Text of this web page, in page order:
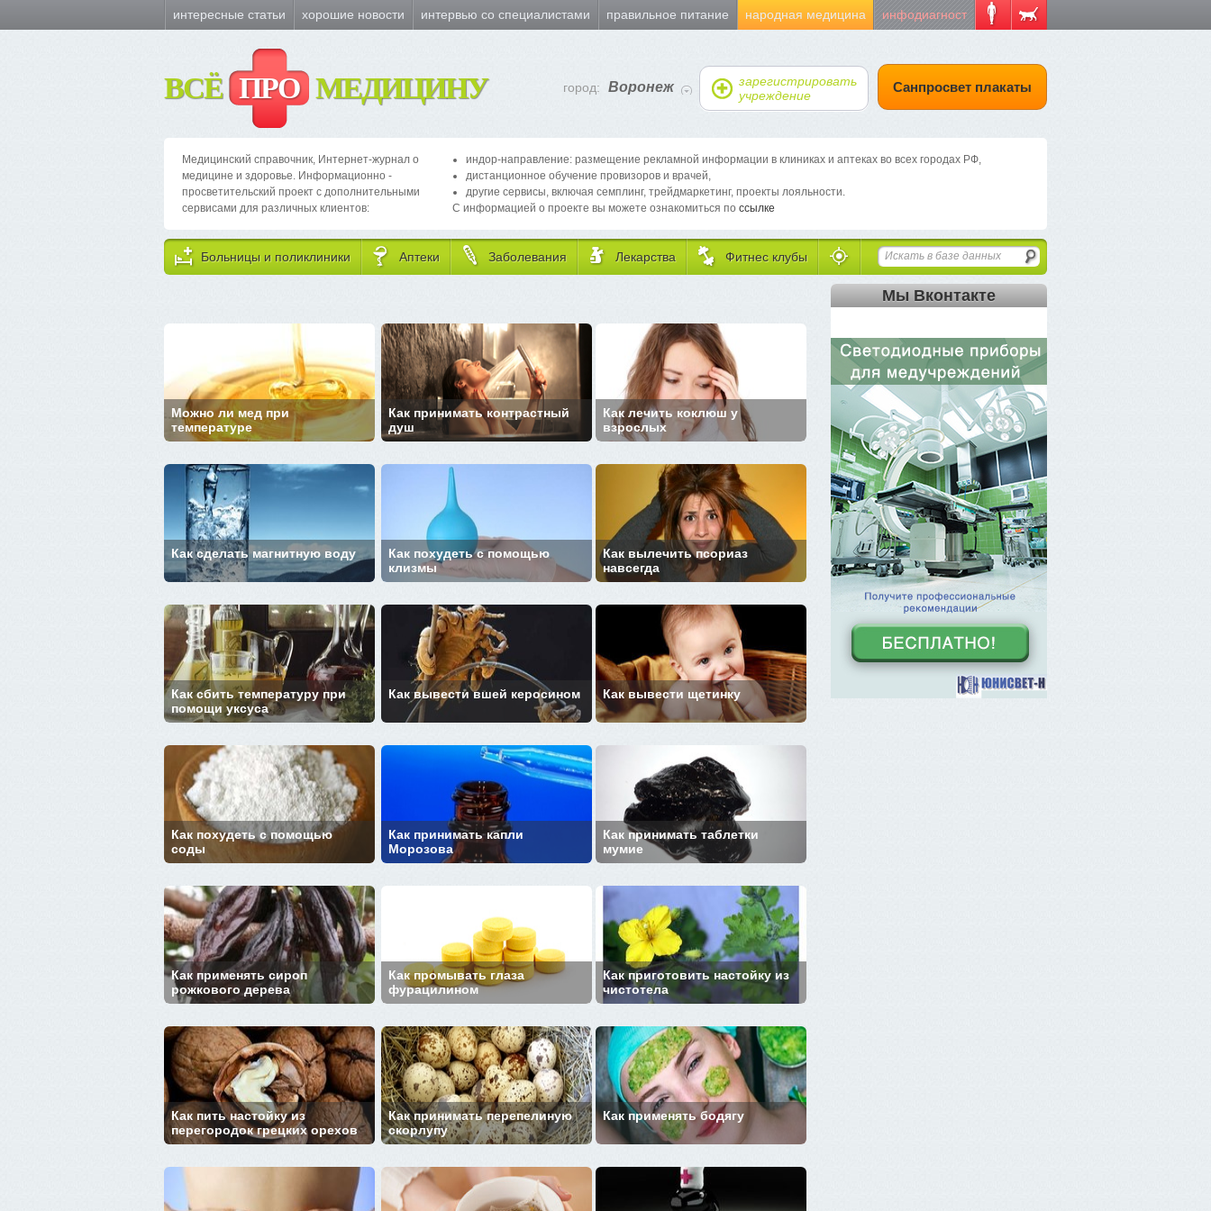
интересные статьи хорошие новости интервью со специалистами правильное питание народная медицина инфодиагност
ВСЁ ПРО МЕДИЦИНУ город: Воронеж
зарегистрировать
учреждение
Санпросвет плакаты
Медицинский справочник, Интернет-журнал о
медицине и здоровье. Информационно -
просветительский проект с дополнительными
сервисами для различных клиентов:
индор-направление: размещение рекламной информации в клиниках и аптеках во всех городах РФ,
дистанционное обучение провизоров и врачей,
другие сервисы, включая семплинг, трейдмаркетинг, проекты лояльности.
С информацией о проекте вы можете ознакомиться по ссылке
Больницы и поликлиники Аптеки Заболевания Лекарства Фитнес клубы
Можно ли мед при
температуре
Как принимать контрастный
душ
Как лечить коклюш у
взрослых
Как сделать магнитную воду
Как похудеть с помощью
клизмы
Как вылечить псориаз
навсегда
Как сбить температуру при
помощи уксуса
Как вывести вшей керосином Как вывести щетинку
Как похудеть с помощью
соды
Как принимать капли
Морозова
Как принимать таблетки
мумие
Как применять сироп
рожкового дерева
Как промывать глаза
фурацилином
Как приготовить настойку из
чистотела
Как пить настойку из
перегородок грецких орехов
Как принимать перепелиную
скорлупу
Как применять бодягу
Мы Вконтакте